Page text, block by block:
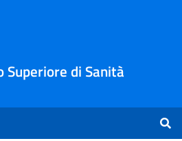
di Sanità